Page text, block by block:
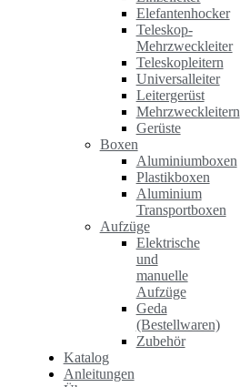
Elefantenhocker
Teleskop-
Mehrzweckleiter
Teleskopleitern
Universalleiter
Leitergerüst
Mehrzweckleitern
Gerüste
Boxen
Aluminiumboxen
Plastikboxen
Aluminium
Transportboxen
Aufzüge
Elektrische
und
manuelle
Aufzüge
Geda
(Bestellwaren)
Zubehör
Katalog
Anleitungen